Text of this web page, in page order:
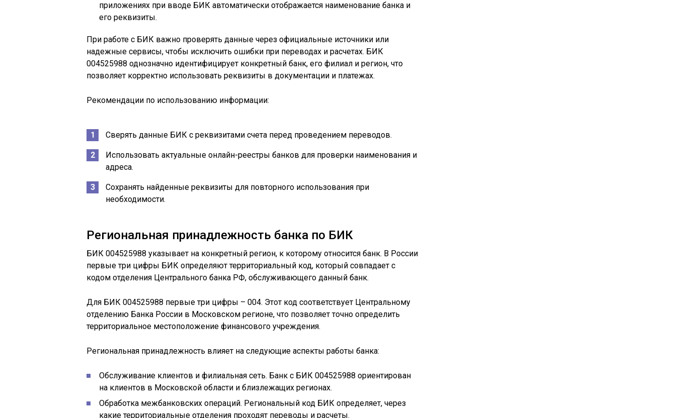
приложениях при вводе БИК автоматически отображается наименование банка и
его реквизиты.
При работе с БИК важно проверять данные через официальные источники или
надежные сервисы, чтобы исключить ошибки при переводах и расчетах. БИК
004525988 однозначно идентифицирует конкретный банк, его филиал и регион, что
позволяет корректно использовать реквизиты в документации и платежах.
Рекомендации по использованию информации:
Сверять данные БИК с реквизитами счета перед проведением переводов.
Использовать актуальные онлайн-реестры банков для проверки наименования и
адреса.
Сохранять найденные реквизиты для повторного использования при
необходимости.
Региональная принадлежность банка по БИК
БИК 004525988 указывает на конкретный регион, к которому относится банк. В России
первые три цифры БИК определяют территориальный код, который совпадает с
кодом отделения Центрального банка РФ, обслуживающего данный банк.
Для БИК 004525988 первые три цифры – 004. Этот код соответствует Центральному
отделению Банка России в Московском регионе, что позволяет точно определить
территориальное местоположение финансового учреждения.
Региональная принадлежность влияет на следующие аспекты работы банка:
Обслуживание клиентов и филиальная сеть. Банк с БИК 004525988 ориентирован
на клиентов в Московской области и близлежащих регионах.
Обработка межбанковских операций. Региональный код БИК определяет, через
какие территориальные отделения проходят переводы и расчеты.